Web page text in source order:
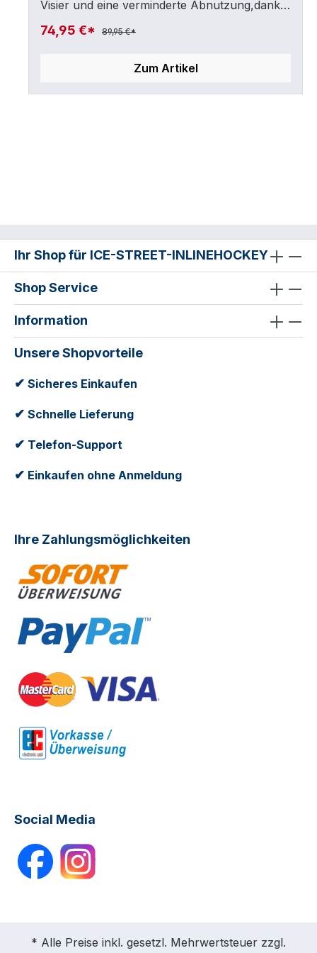
Visier und eine verminderte Abnutzung,dank
gehärteter Oberfläche.- Einfache Montage.
Schrauben, Spacer und Cleaning-Emulsion
Modelle.-CE certified
74,95 €* 89,95 €*
Zum Artikel
Ihr Shop für ICE-STREET-INLINEHOCKEY
Shop Service
Information
Unsere Shopvorteile
✔ Sicheres Einkaufen
✔ Schnelle Lieferung
✔ Telefon-Support
✔ Einkaufen ohne Anmeldung
Ihre Zahlungsmöglichkeiten
Social Media
* Alle Preise inkl. gesetzl. Mehrwertsteuer zzgl.